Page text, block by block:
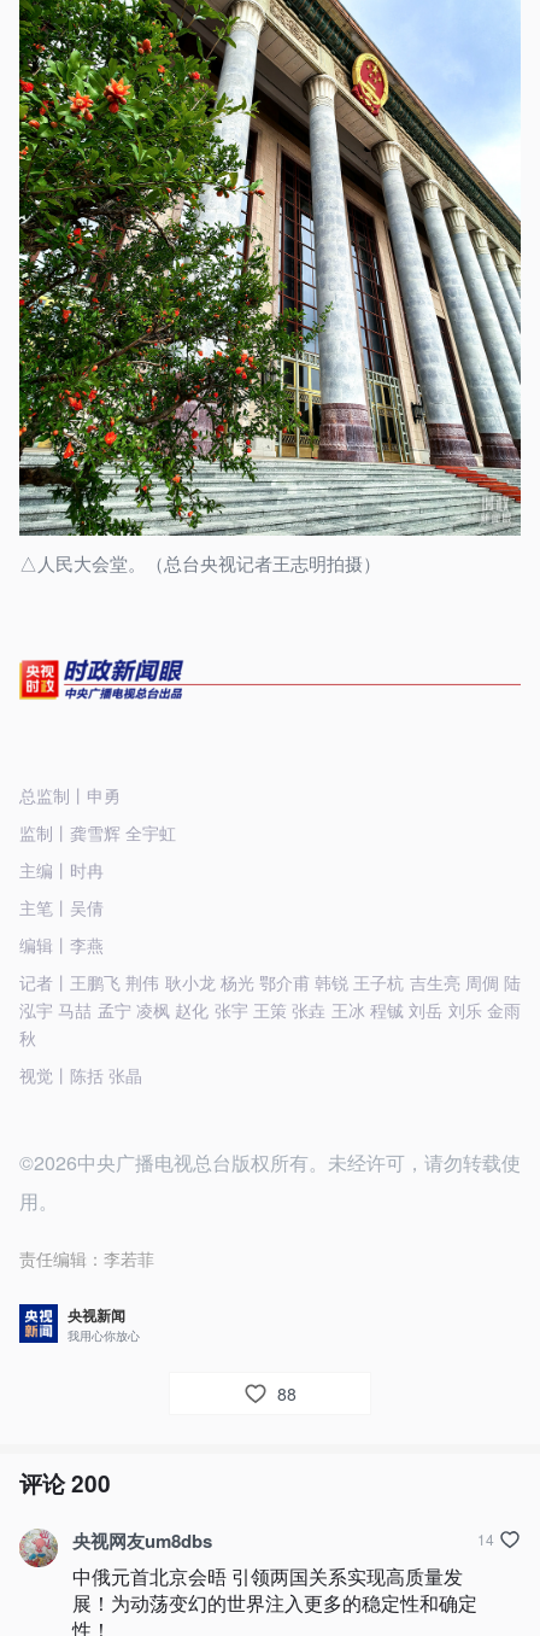
△人民大会堂。（总台央视记者王志明拍摄）
总监制丨申勇
监制丨龚雪辉 全宇虹
主编丨时冉
主笔丨吴倩
编辑丨李燕
记者丨王鹏飞 荆伟 耿小龙 杨光 鄂介甫 韩锐 王子杭 吉生亮 周倜 陆
泓宇 马喆 孟宁 凌枫 赵化 张宇 王策 张垚 王冰 程铖 刘岳 刘乐 金雨
秋
视觉丨陈括 张晶
©2026中央广播电视总台版权所有。未经许可，请勿转载使
用。
责任编辑： 李若菲
央视新闻
我用心你放心
88
评论200
央视网友um8dbs
中俄元首北京会晤 引领两国关系实现高质量发
展！为动荡变幻的世界注入更多的稳定性和确定
性！
14